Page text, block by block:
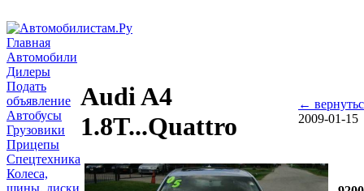
Главная
Автомобили
Дилеры
Подать
объявление
Автобусы
Грузовики
Прицепы
Спецтехника
Колеса,
шины, диски
Audi A4
1.8T...Quattro
←
2009-01-15